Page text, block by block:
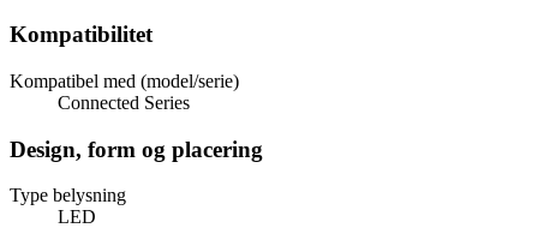
Kompatibilitet
Kompatibel med (model/serie)
Connected Series
Design, form og placering
Type belysning
LED